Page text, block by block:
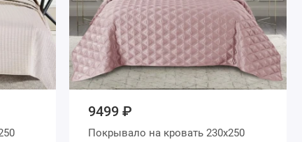
9499 ₽
Покрывало на кровать 230х250